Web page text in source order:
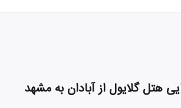
هتل گلایول از آبادان به مشهد